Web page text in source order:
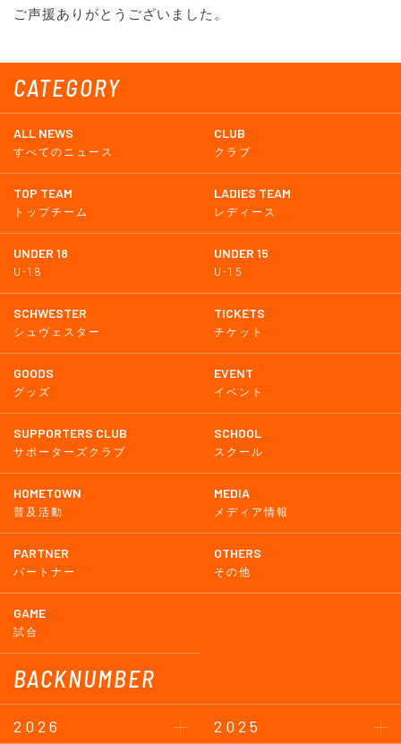
CATEGORY
ALL NEWS
すべてのニュース
CLUB
クラブ
TOP TEAM
トップチーム
LADIES TEAM
レディース
UNDER 18
U-18
UNDER 15
U-15
SCHWESTER
シュヴェスター
TICKETS
チケット
GOODS
グッズ
EVENT
イベント
SUPPORTERS CLUB
サポーターズクラブ
SCHOOL
スクール
HOMETOWN
普及活動
MEDIA
メディア情報
PARTNER
パートナー
OTHERS
その他
GAME
試合
BACKNUMBER
2026
2025
ご声援ありがとうございました。